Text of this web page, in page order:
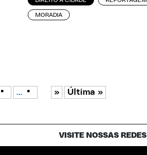
MORADIA
... » Última »
VISITE NOSSAS REDES